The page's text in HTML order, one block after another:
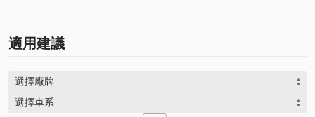
適用建議
選擇廠牌
選擇車系